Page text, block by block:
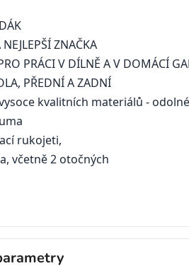
ZNAČKA
PRÁCI V DÍLNĚ A V DOMÁCÍ
PŘEDNÍ A ZADNÍ
kvalitních materiálů -
rukojeti,
včetně 2 otočných